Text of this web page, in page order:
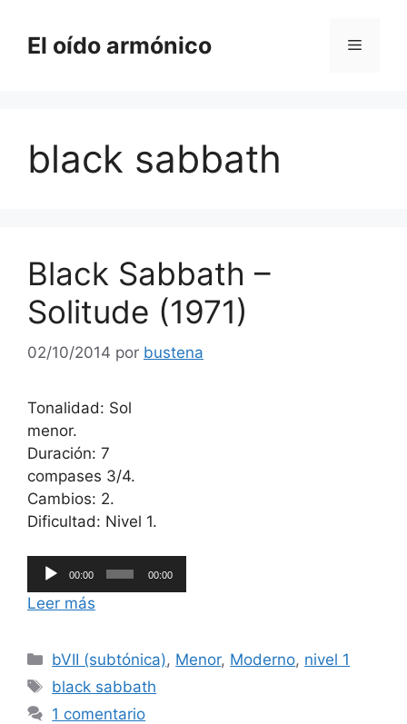
contenido
El oído armónico Menú
black sabbath
Black Sabbath –
Solitude (1971)
02/10/2014 por bustena
Tonalidad: Sol
menor.
Duración: 7
compases 3/4.
Cambios: 2.
Dificultad: Nivel 1.
Reproductor
de
audio
00:00 00:00
Leer más
Categorías
bVII (subtónica), Menor, Moderno, nivel 1
Etiquetas
black sabbath
1 comentario